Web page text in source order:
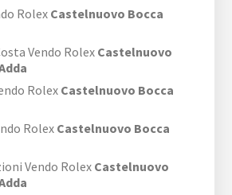
Rolex Castelnuovo Bocca
Vendo Rolex Castelnuovo
Rolex Castelnuovo Bocca
Rolex Castelnuovo Bocca
Vendo Rolex Castelnuovo